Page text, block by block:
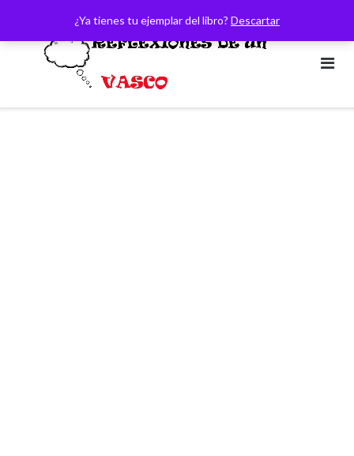
¿Ya tienes tu ejemplar del libro? Descartar
contenido